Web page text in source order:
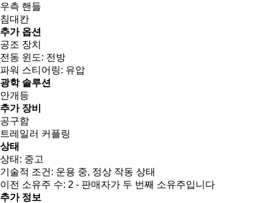
우측 핸들
침대칸
추가 옵션
공조 장치
전동 윈도: 전방
파워 스티어링: 유압
광학 솔루션
안개등
추가 장비
공구함
트레일러 커플링
상태
상태: 중고
기술적 조건: 운용 중, 정상 작동 상태
이전 소유주 수: 2 - 판매자가 두 번째 소유주입니다
추가 정보